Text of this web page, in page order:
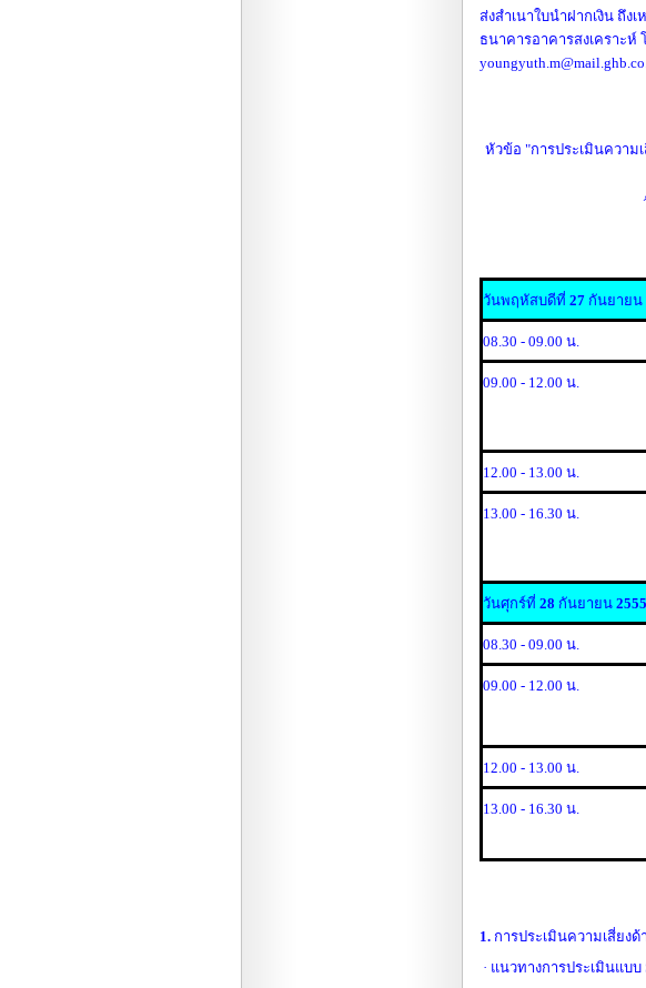
ส่งสำเนาใบนำฝากเงิน
ธนาคารอาคารสงเคราะห์
หัวข้อ "การประเมินความ
วันพฤหัสบดีที่ 27 กันยายน
08.30 - 09.00 น.
09.00 - 12.00 น.
12.00 - 13.00 น.
13.00 - 16.30 น.
วันศุกร์ที่ 28 กันยายน 2555
08.30 - 09.00 น.
09.00 - 12.00 น.
12.00 - 13.00 น.
13.00 - 16.30 น.
1. การประเมินความเสี่ยง
· แนวทางการประเมินแบ